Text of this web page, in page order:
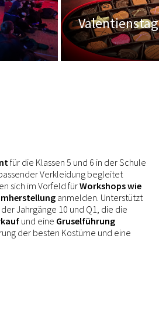
Valentienstag
für die Klassen 5 und 6 in der Schule
Verkleidung begleitet
sich im Vorfeld fürWorkshops wie
anmelden. Unterstützt
Jahrgänge 10 und Q1, die die
und eine Gruselführung
der besten Kostüme und eine